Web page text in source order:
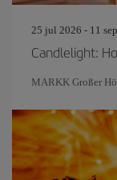
25 jul 2026 - 11
Candlelight:
MARKK Großer